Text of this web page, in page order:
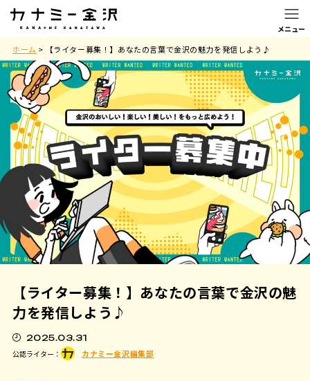
ホーム > 【ライター募集！】あなたの言葉で金沢の魅力を発信しよう♪
【ライター募集！】あなたの言葉で金沢の魅
力を発信しよう♪
2025.03.31
公認ライター：
カナミー金沢編集部